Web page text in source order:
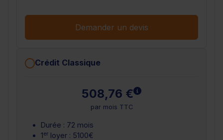
Demander un devis
Crédit Classique
508,76 € En savoir plus
par mois TTC
Durée : 72 mois
1er loyer : 5100€